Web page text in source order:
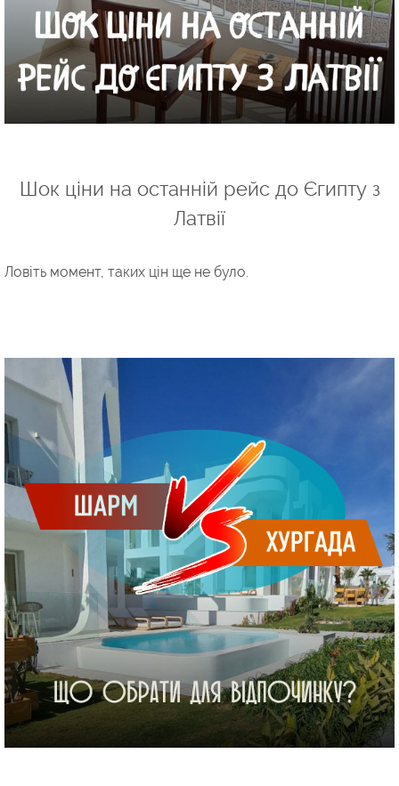
Шок ціни на останній рейс до Єгипту з
Латвії
Ловіть момент, таких цін ще не було.